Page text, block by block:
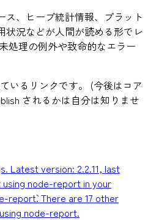
ス、ヒープ統計情報、プラット
状況などが人間が読める形でレ
処理の例外や致命的なエラー
いるリンクです。 (今後はコア
されるかは自分は知りませ
Latest version: 2.2.11, last
node-report in your
report`. There are 17 other
node-report.